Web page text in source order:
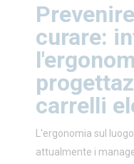
curare:
carrelli
L'ergonomia sul
attualmente i